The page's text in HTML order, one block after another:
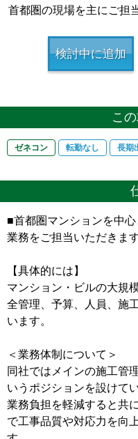
首都圏の現場を主にご担
検討中に追加
こ
ゼネコン 転勤なし 長期
■首都圏マンションを中
業務をご担当いただきます
【具体的には】
マンション・ビルの大規
全管理、予算、人員、施
います。
＜業務体制について＞
同社ではメインの施工管
いうポジションを設けてい
業務負担を軽減すると共
で工事品質や対応力を向